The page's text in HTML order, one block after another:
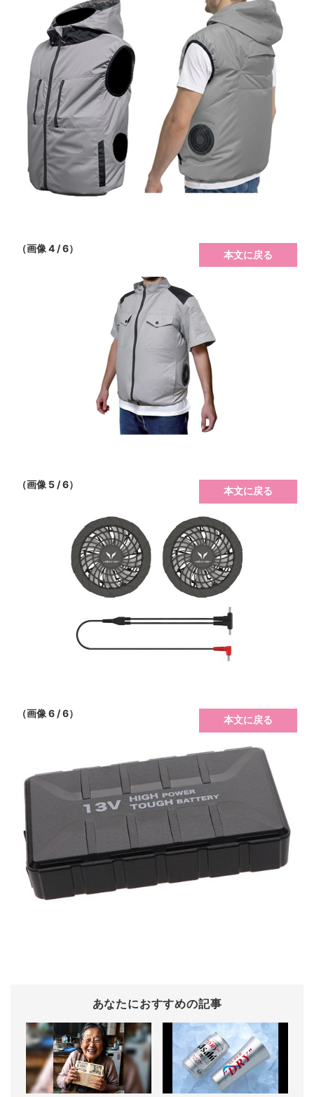
（画像 4 / 6）
本文に戻る
（画像 5 / 6）
本文に戻る
（画像 6 / 6）
本文に戻る
あなたにおすすめの記事